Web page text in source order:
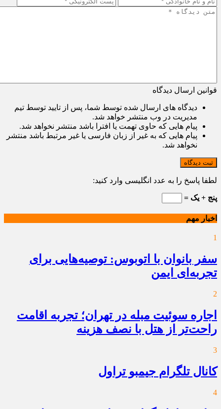
قوانین ارسال دیدگاه
دیدگاه های ارسال شده توسط شما، پس از تایید توسط تیم
مدیریت در وب منتشر خواهد شد.
پیام هایی که حاوی تهمت یا افترا باشد منتشر نخواهد شد.
پیام هایی که به غیر از زبان فارسی یا غیر مرتبط باشد منتشر
نخواهد شد.
ثبت دیدگاه
لطفا پاسخ را به عدد انگلیسی وارد کنید:
پنج + یک =
اخبار مهم
1
سفر بانوان با اتوبوس: توصیه‌هایی برای
تجربه‌ای ایمن
2
اجاره سوئیت مبله در تهران؛ تجربه اقامت
راحت‌تر از هتل با نصف هزینه
3
کانال تلگرام جیمبو تراول
4